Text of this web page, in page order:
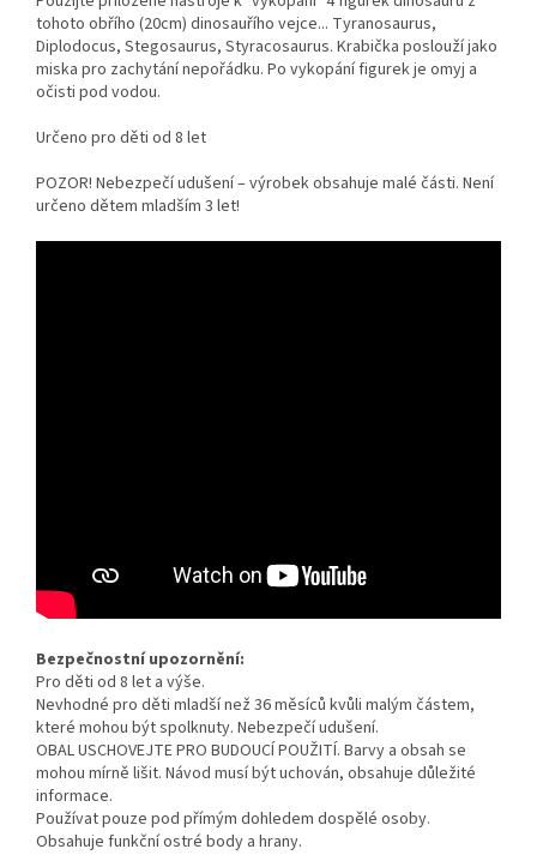
tohoto obřího (20cm) dinosauřího vejce... Tyranosaurus,
Diplodocus, Stegosaurus, Styracosaurus. Krabička poslouží jako
miska pro zachytání nepořádku. Po vykopání figurek je omyj a
očisti pod vodou.
Určeno pro děti od 8 let
POZOR! Nebezpečí udušení – výrobek obsahuje malé části. Není
určeno dětem mladším 3 let!
Bezpečnostní upozornění:
Pro děti od 8 let a výše.
Nevhodné pro děti mladší než 36 měsíců kvůli malým částem,
které mohou být spolknuty. Nebezpečí udušení.
OBAL USCHOVEJTE PRO BUDOUCÍ POUŽITÍ. Barvy a obsah se
mohou mírně lišit. Návod musí být uchován, obsahuje důležité
informace.
Používat pouze pod přímým dohledem dospělé osoby.
Obsahuje funkční ostré body a hrany.